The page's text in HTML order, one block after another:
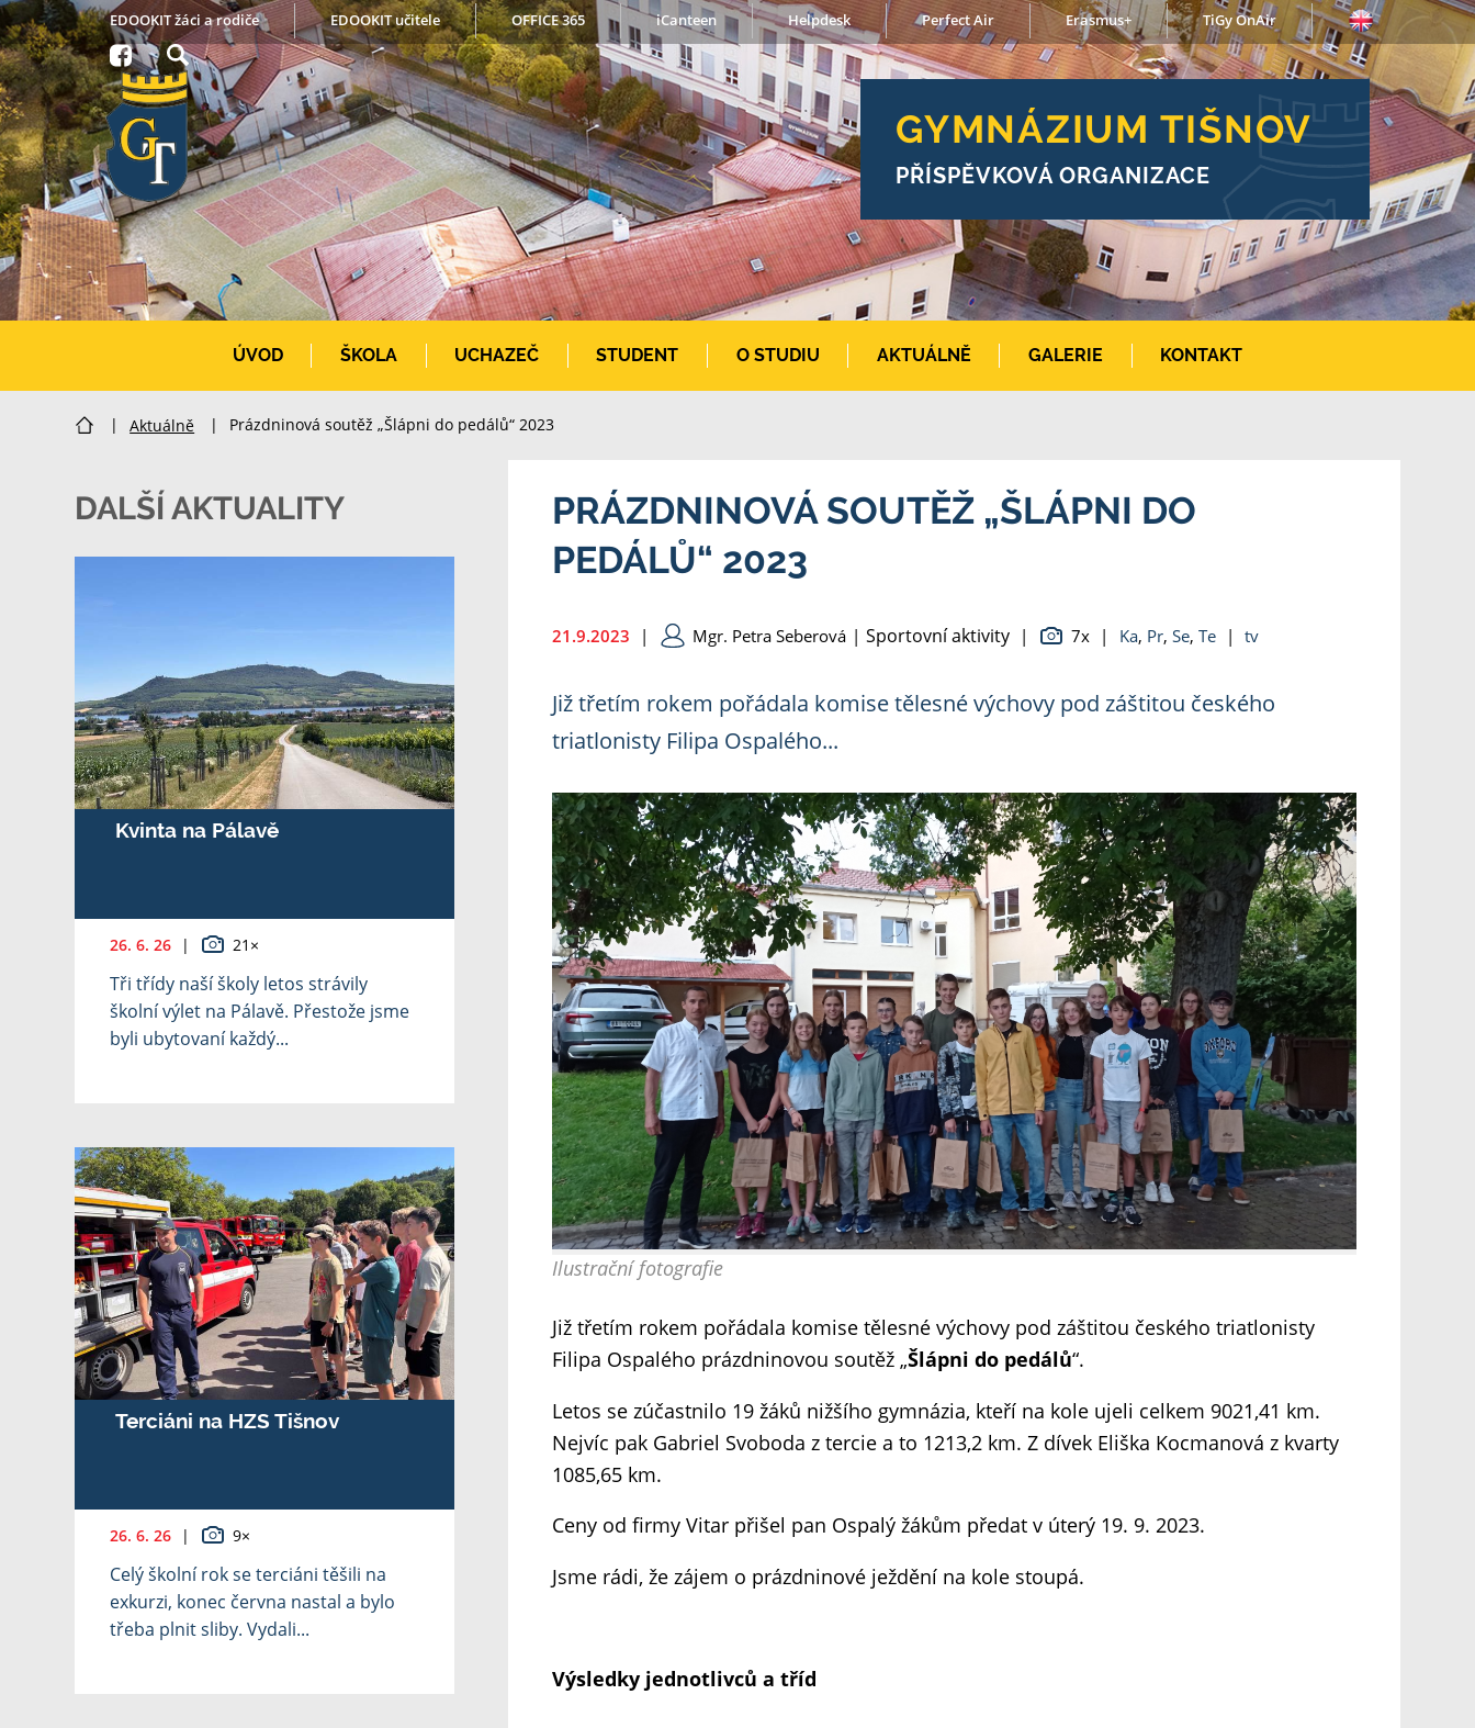
GYMNÁZIUM TIŠNOV
PŘÍSPĚVKOVÁ ORGANIZACE
EDOOKIT žáci a rodiče EDOOKIT učitele OFFICE 365 iCanteen Helpdesk Perfect Air Erasmus+ TiGy OnAir
ÚVOD ŠKOLA UCHAZEČ STUDENT O STUDIU AKTUÁLNĚ GALERIE KONTAKT
| Aktuálně | Prázdninová soutěž „Šlápni do pedálů“ 2023
PRÁZDNINOVÁ SOUTĚŽ „ŠLÁPNI DO
PEDÁLŮ“ 2023
21.9.2023 | Mgr. Petra Seberová | Sportovní aktivity | 7x | Ka, Pr, Se, Te | tv
Již třetím rokem pořádala komise tělesné výchovy pod záštitou českého
triatlonisty Filipa Ospalého...
Ilustrační fotografie
Již třetím rokem pořádala komise tělesné výchovy pod záštitou českého triatlonisty
Filipa Ospalého prázdninovou soutěž „Šlápni do pedálů“.
Letos se zúčastnilo 19 žáků nižšího gymnázia, kteří na kole ujeli celkem 9021,41 km.
Nejvíc pak Gabriel Svoboda z tercie a to 1213,2 km. Z dívek Eliška Kocmanová z kvarty
1085,65 km.
Ceny od firmy Vitar přišel pan Ospalý žákům předat v úterý 19. 9. 2023.
Jsme rádi, že zájem o prázdninové ježdění na kole stoupá.
Výsledky jednotlivců a tříd
DALŠÍ AKTUALITY
Kvinta na Pálavě
26. 6. 26 | 21×
Tři třídy naší školy letos strávily
školní výlet na Pálavě. Přestože jsme
byli ubytovaní každý...
Terciáni na HZS Tišnov
26. 6. 26 | 9×
Celý školní rok se terciáni těšili na
exkurzi, konec června nastal a bylo
třeba plnit sliby. Vydali...